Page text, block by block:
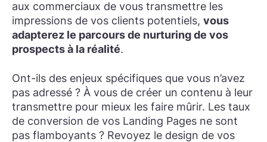
aux commerciaux de vous transmettre les
impressions de vos clients potentiels, vous
adapterez le parcours de nurturing de vos
prospects à la réalité.
Ont-ils des enjeux spécifiques que vous n’avez
pas adressé ? À vous de créer un contenu à leur
transmettre pour mieux les faire mûrir. Les taux
de conversion de vos Landing Pages ne sont
pas flamboyants ? Revoyez le design de vos